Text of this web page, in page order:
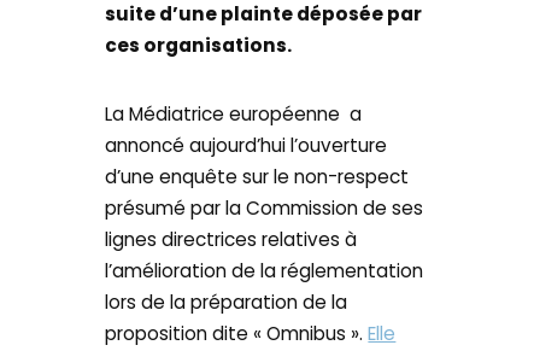
suite d’une plainte déposée par
ces organisations.
La Médiatrice européenne a
annoncé aujourd’hui l’ouverture
d’une enquête sur le non-respect
présumé par la Commission de ses
lignes directrices relatives à
l’amélioration de la réglementation
lors de la préparation de la
proposition dite « Omnibus ».Elle